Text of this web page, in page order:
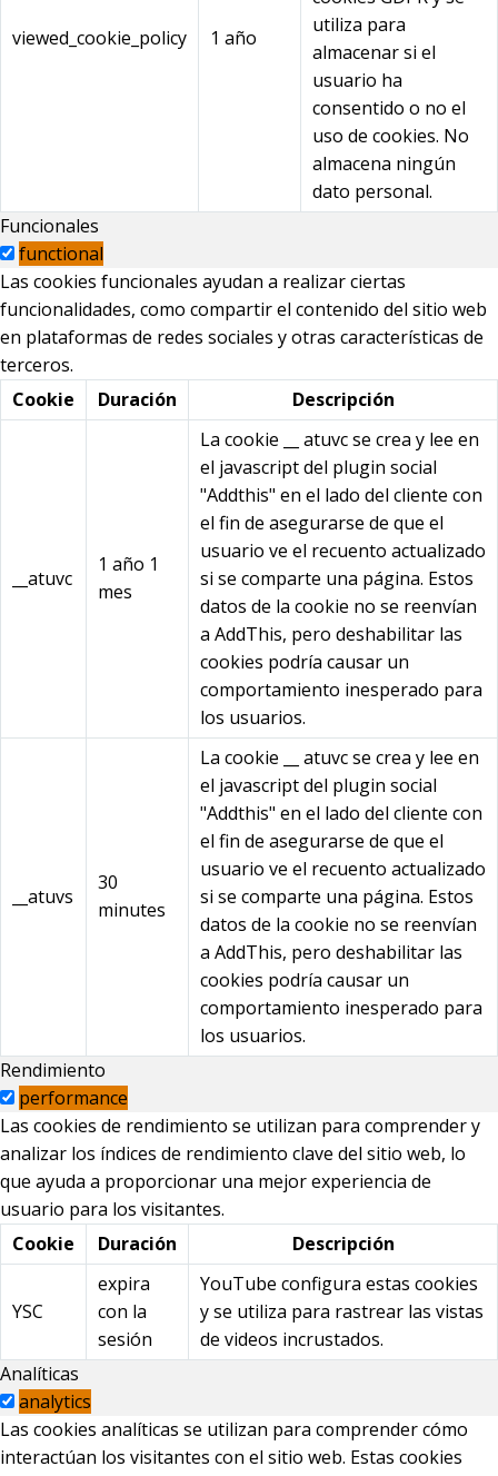
viewed_cookie_policy 1 año
utiliza para
almacenar si el
usuario ha
consentido o no el
uso de cookies. No
almacena ningún
dato personal.
Funcionales
functional
Las cookies funcionales ayudan a realizar ciertas
funcionalidades, como compartir el contenido del sitio web
en plataformas de redes sociales y otras características de
terceros.
Cookie
Duración Descripción
__atuvc
1 año 1
mes
La cookie __ atuvc se crea y lee en
el javascript del plugin social
"Addthis" en el lado del cliente con
el fin de asegurarse de que el
usuario ve el recuento actualizado
si se comparte una página. Estos
datos de la cookie no se reenvían
a AddThis, pero deshabilitar las
cookies podría causar un
comportamiento inesperado para
los usuarios.
__atuvs
30
minutes
La cookie __ atuvc se crea y lee en
el javascript del plugin social
"Addthis" en el lado del cliente con
el fin de asegurarse de que el
usuario ve el recuento actualizado
si se comparte una página. Estos
datos de la cookie no se reenvían
a AddThis, pero deshabilitar las
cookies podría causar un
comportamiento inesperado para
los usuarios.
Rendimiento
performance
Las cookies de rendimiento se utilizan para comprender y
analizar los índices de rendimiento clave del sitio web, lo
que ayuda a proporcionar una mejor experiencia de
usuario para los visitantes.
Cookie
Duración Descripción
YSC
expira
con la
sesión
YouTube configura estas cookies
y se utiliza para rastrear las vistas
de videos incrustados.
Analíticas
analytics
Las cookies analíticas se utilizan para comprender cómo
interactúan los visitantes con el sitio web. Estas cookies